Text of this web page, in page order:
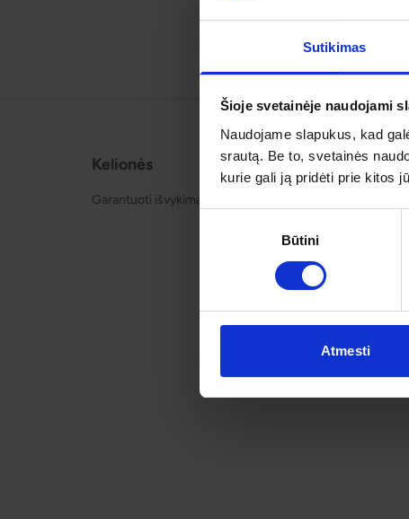
Sutikimas
Šioje svetainėje naudojami
Naudojame slapukus, kad
srautą. Be to, svetainės
kurie gali ją pridėti prie kitos
Būtini
Atmesti
Kelionės
Garantuoti išvykimai
Apie